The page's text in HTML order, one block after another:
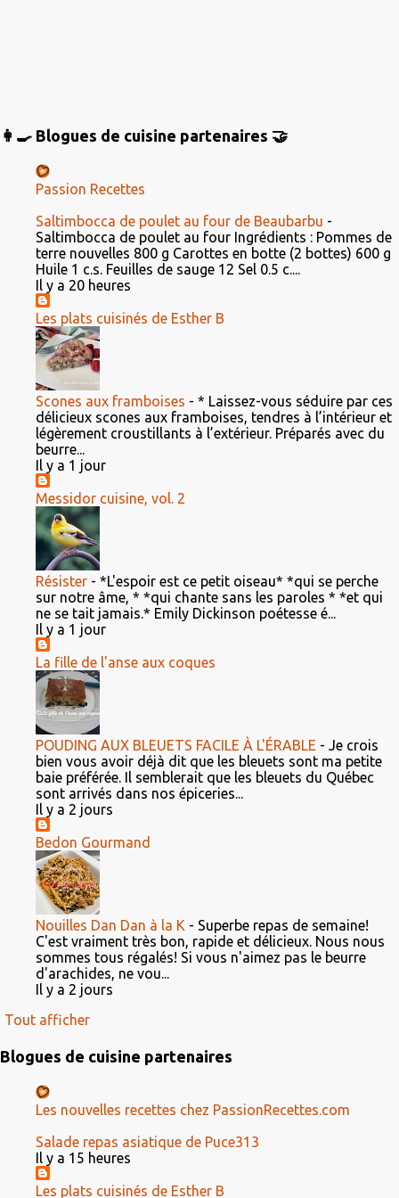
👩‍🍳 Blogues de cuisine partenaires 🤝
Passion Recettes
Saltimbocca de poulet au four de Beaubarbu -
Saltimbocca de poulet au four Ingrédients : Pommes de
terre nouvelles 800 g Carottes en botte (2 bottes) 600 g
Huile 1 c.s. Feuilles de sauge 12 Sel 0.5 c....
Il y a 20 heures
Les plats cuisinés de Esther B
Scones aux framboises - * Laissez-vous séduire par ces
délicieux scones aux framboises, tendres à l’intérieur et
légèrement croustillants à l’extérieur. Préparés avec du
beurre...
Il y a 1 jour
Messidor cuisine, vol. 2
Résister - *L'espoir est ce petit oiseau* *qui se perche
sur notre âme, * *qui chante sans les paroles * *et qui
ne se tait jamais.* Emily Dickinson poétesse é...
Il y a 1 jour
La fille de l'anse aux coques
POUDING AUX BLEUETS FACILE À L'ÉRABLE - Je crois
bien vous avoir déjà dit que les bleuets sont ma petite
baie préférée. Il semblerait que les bleuets du Québec
sont arrivés dans nos épiceries...
Il y a 2 jours
Bedon Gourmand
Nouilles Dan Dan à la K - Superbe repas de semaine!
C'est vraiment très bon, rapide et délicieux. Nous nous
sommes tous régalés! Si vous n'aimez pas le beurre
d'arachides, ne vou...
Il y a 2 jours
Tout afficher
Blogues de cuisine partenaires
Les nouvelles recettes chez PassionRecettes.com
Salade repas asiatique de Puce313
Il y a 15 heures
Les plats cuisinés de Esther B